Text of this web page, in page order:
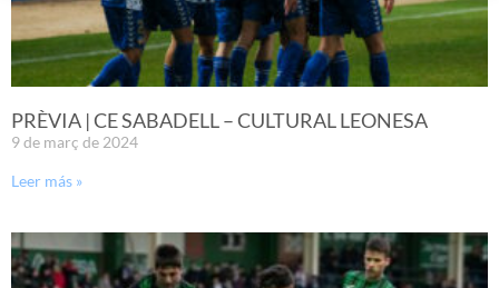
PRÈVIA | CE SABADELL – CULTURAL LEONESA
9 de març de 2024
Leer más »